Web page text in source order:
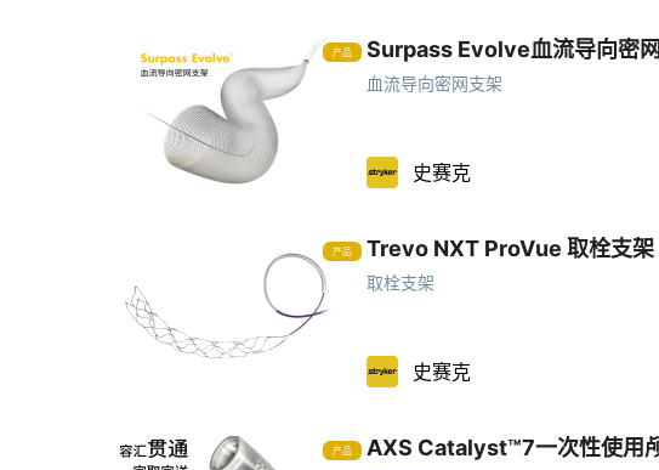
产品 Surpass Evolve血流导向密
血流导向密网支架
史赛克
产品 Trevo NXT ProVue 取栓支架
取栓支架
史赛克
产品 AXS Catalyst™7一次性使用